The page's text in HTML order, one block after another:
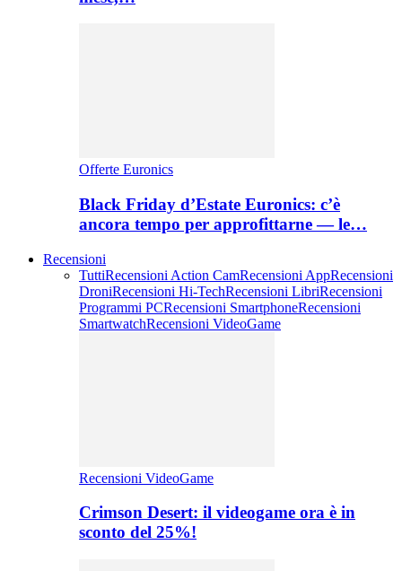
Offerte Euronics
Black Friday d’Estate Euronics: c’è
ancora tempo per approfittarne — le…
Recensioni
TuttiRecensioni Action CamRecensioni AppRecensioni
DroniRecensioni Hi-TechRecensioni LibriRecensioni
Programmi PCRecensioni SmartphoneRecensioni
SmartwatchRecensioni VideoGame
Recensioni VideoGame
Crimson Desert: il videogame ora è in
sconto del 25%!